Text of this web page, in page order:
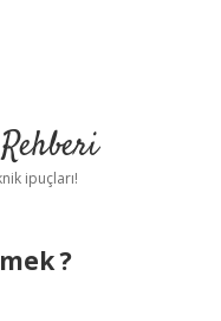
ipuçları!
?